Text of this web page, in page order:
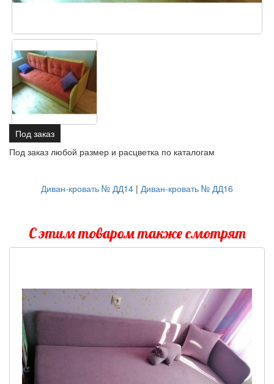
Под заказ
Под заказ любой размер и расцветка по каталогам
Диван-кровать № ДД14 | Диван-кровать № ДД16
С этим товаром также смотрят